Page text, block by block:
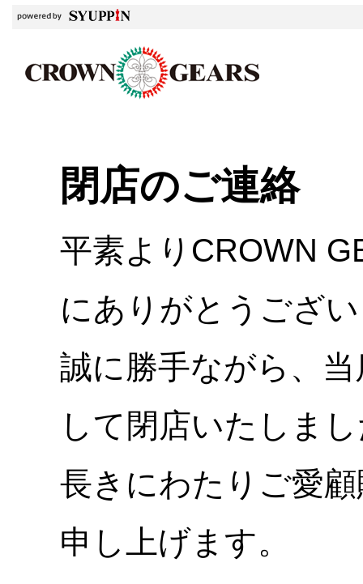
閉店のご連絡
平素よりCROWN
にありがとうござ
誠に勝手ながら、
して閉店いたしま
長きにわたりご愛
申し上げます。